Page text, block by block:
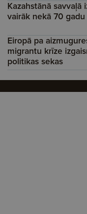
Kazahstānā
vairāk nekā 70
Eiropā pa
migrantu krīze
politikas sekas